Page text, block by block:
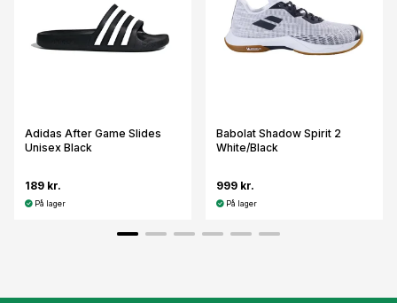
Adidas After Game Slides
Unisex Black
189 kr.
På lager
Babolat Shadow Spirit 2
White/Black
999 kr.
På lager